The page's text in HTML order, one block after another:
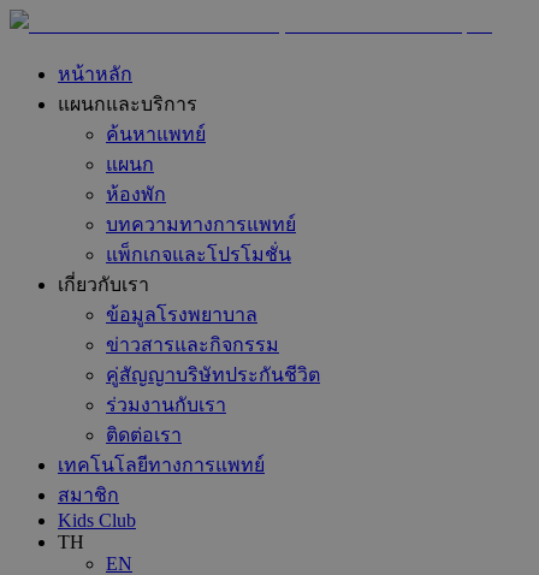
หน้าหลัก
แผนกและบริการ
ค้นหาแพทย์
แผนก
ห้องพัก
บทความทางการแพทย์
แพ็กเกจและโปรโมชั่น
เกี่ยวกับเรา
ข้อมูลโรงพยาบาล
ข่าวสารและกิจกรรม
คู่สัญญาบริษัทประกันชีวิต
ร่วมงานกับเรา
ติดต่อเรา
เทคโนโลยีทางการแพทย์
สมาชิก
Kids Club
TH
EN